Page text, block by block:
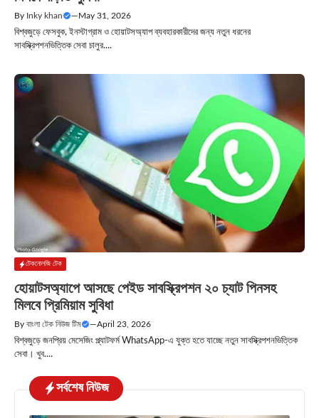
By Inky khan —May 31, 2026
বিশ্বজুড়ে ফেসবুক, ইনস্টাগ্রাম ও হোয়াটসঅ্যাপ ব্যবহারকারীদের জন্য নতুন ধরনের
সাবস্ক্রিপশনভিত্তিক সেবা চালুর....
টেকনোলজি টেক
হোয়াটসঅ্যাপে আসছে পেইড সাবস্ক্রিপশন ২০ চ্যাট পিনসহ
মিলবে প্রিমিয়াম সুবিধা
By বাংলা টেক নিউজ টিম —April 23, 2026
বিশ্বজুড়ে জনপ্রিয় মেসেজিং প্ল্যাটফর্ম WhatsApp-এ যুক্ত হতে যাচ্ছে নতুন সাবস্ক্রিপশনভিত্তিক
সেবা। খুব....
সর্বশেষ নিউজ